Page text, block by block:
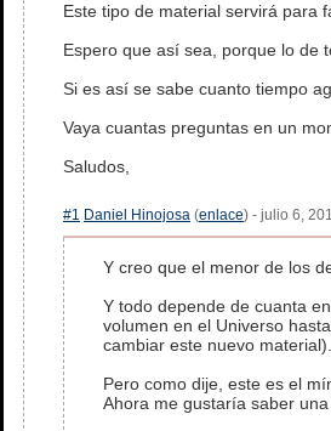
Este tipo de material servirá para
Espero que así sea, porque lo de
Si es así se sabe cuanto tiempo
Vaya cuantas preguntas en un
Saludos,
#1 Daniel Hinojosa (enlace) - julio 6,
Y creo que el menor de los
Y todo depende de cuanta
volumen en el Universo
cambiar este nuevo material).
Pero como dije, este es el
Ahora me gustaría saber una